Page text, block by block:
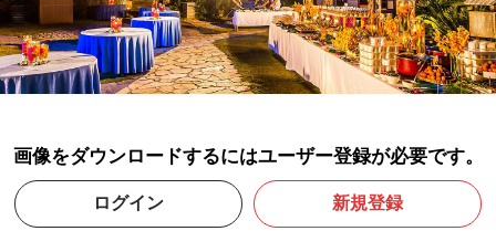
画像をダウンロードするにはユーザー登録が必要です。
ログイン 新規登録